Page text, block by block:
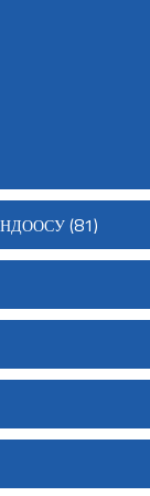
(81)